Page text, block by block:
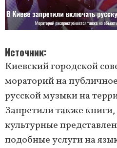
Источник
Киевский городской
мораторий на
русской музыки на
Запретили также
культурные
подобные услуги на